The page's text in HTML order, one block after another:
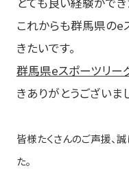
生産体制
ユニフォーム・プ
目的から探
ユニフォームシミ
これからも群馬県のe
きたいです。
群馬県eスポーツリー
きありがとうございま
皆様たくさんのご声援、
た。